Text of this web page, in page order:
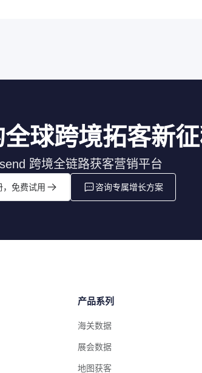
球跨境拓客新
跨境全链路获客营销平台
，免费试用 咨询专属增长方案
产品系列
海关数据
展会数据
地图获客